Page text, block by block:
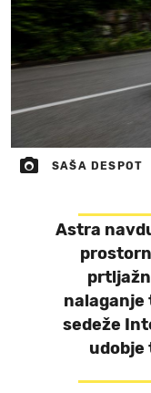
SAŠA DESPOT
Astra
nalaganje
sedeže
udobje